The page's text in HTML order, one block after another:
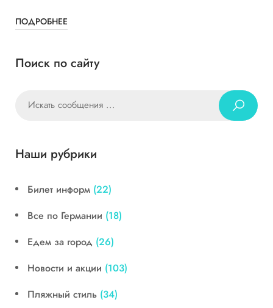
ПОДРОБНЕЕ
Поиск по сайту
Наши рубрики
Билет информ (22)
Все по Германии (18)
Едем за город (26)
Новости и акции (103)
Пляжный стиль (34)